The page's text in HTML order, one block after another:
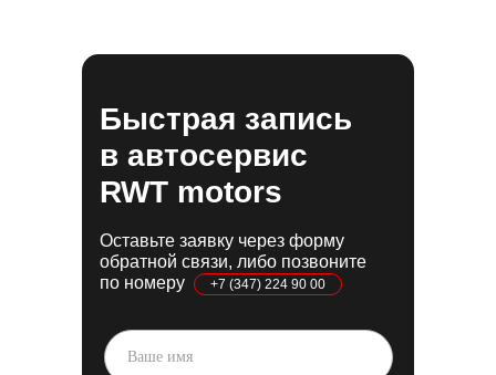
Оставьте заявку через форму
обратной связи, либо позвоните
по номеру
Быстрая запись
в автосервис
RWT motors
+7 (347) 224 90 00